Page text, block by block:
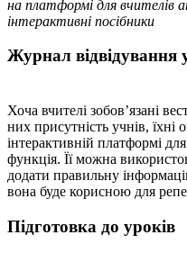
на платформі для вчителів
інтерактивні посібники
Журнал відвідування
Хоча вчителі зобов’язані
них присутність учнів, їхні
інтерактивній платформі
функція. Її можна
додати правильну
вона буде корисною для
Підготовка до уроків